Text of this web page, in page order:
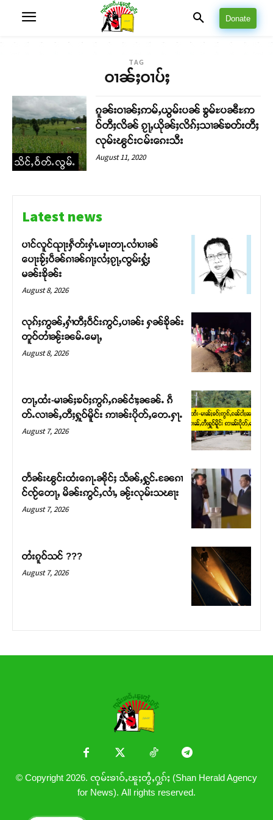
တႃႇႁႂ်ႈသဵင်ၵၢင်ၸႂ်ၵူၼ်းမိူင်း ၵူႈတီႈၵူႈလႅၼ်ပေႃးတေၸွ
တ်ႇ တူဝ်ႈလုမ်ႈၾႃႉၼၼ်ႉ ၶဝ်ႈႁူမ်ႈၵမ်ႉထႅမ် ၸုမ်းၶၢ
ဝ်ႇၽူႈတွႆႇႁွၵ်ႈ လႆႈယူႇၶႃႈဢေႃႈ။
Donate
TAG
ဝၢၼ်ႈဝၢပ်ႈ
သိင်ႇဝႅတ်ႉလွမ်ႉ
ၵူၼ်းဝၢၼ်ႈဢမ်ႇယွမ်းပၼ် ၶွမ်ႊပၼီႊဢ
ဝ်တီႈလိၼ် ၵႂႃႇယိုၼ်ႈလိၵ်ႈသၢၼ်ၶတ်းတီႈ
လုမ်းၽွင်းငမ်းၵေးသီး
August 11, 2020
Latest news
ပၢင်လူင်ၺႃးႁဵတ်းႁၢႆႉမႃးတႃႉလၢႆပၢၼ် ​​
ပေႃးၶႂ်ႈပဵၼ်ၵၢၼ်ၵႃႈလႆႈၵႂႃႇၸွမ်းႁွႆႈ
မၼ်းၶိုၼ်း
August 8, 2026
လုၵ်ႈဢွၼ်ႇႁၢႆတီႈဝဵင်းဢွင်ႇပၢၼ်း ႁၼ်ၶိုၼ်း
တူဝ်တၢႆၼႂ်းၼမ်ႉမေႃႇ
August 8, 2026
တႃႇထႆး-မၢၼ်ႈၶဝ်ႈဢွၵ်ႇၵၼ်ငၢႆႈၼၼ်ႉ ၵဵ
တ်ႉလၢၼ်ႇတီႈႁူဝ်မိူင်း ဢၢၼ်းပိုတ်ႇတေႉႁႃႉ
August 7, 2026
တႅၼ်းၽွင်းထႆးၵေႃႉၼိုင်ႈ သႅၼ်ႇႁွင်ႉၼႄၵၢ
င်ၸႂ်တေႃႇ မိၼ်းဢွင်ႇလၢႆႇ ၼႂ်းလုမ်းသၽႃး
August 7, 2026
တႆးၵူဝ်သင် ???
August 7, 2026
© Copyright 2026. ၸုမ်းၶၢဝ်ႇၽူႈတွႆႇႁွၵ်ႈ (Shan Herald Agency
for News). All rights reserved.